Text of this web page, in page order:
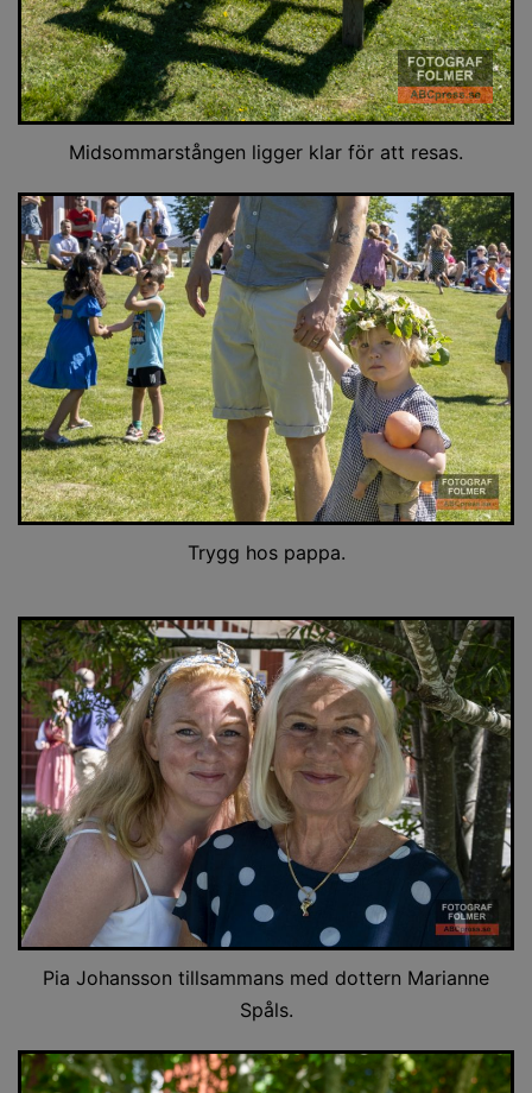
Midsommarstången ligger klar för att resas.
Trygg hos pappa.
Pia Johansson tillsammans med dottern Marianne
Spåls.